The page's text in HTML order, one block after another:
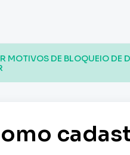
MOTIVOS DE BLOQUEIO DE